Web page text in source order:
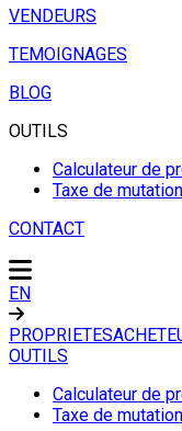
VENDEURS
TEMOIGNAGES
BLOG
OUTILS
Calculateur de
Taxe de mutation
CONTACT
EN
PROPRIETES
OUTILS
Calculateur de
Taxe de mutation